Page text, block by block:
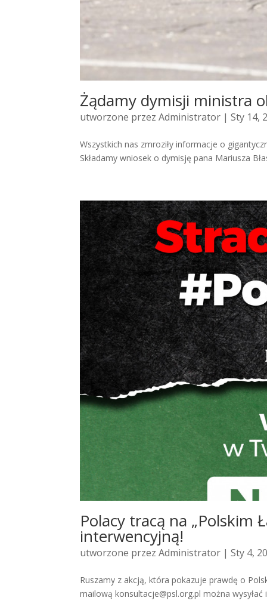
Żądamy dymisji ministra
utworzone przezAdministrator | Sty 14,
Wszystkich nas zmroziły informacje o
Składamy wniosek o dymisję pana Mariusza
Polacy tracą na „Polskim
interwencyjną!
utworzone przezAdministrator | Sty 4,
Ruszamy z akcją, która pokazuje prawdę o
mailową konsultacje@psl.org.pl można